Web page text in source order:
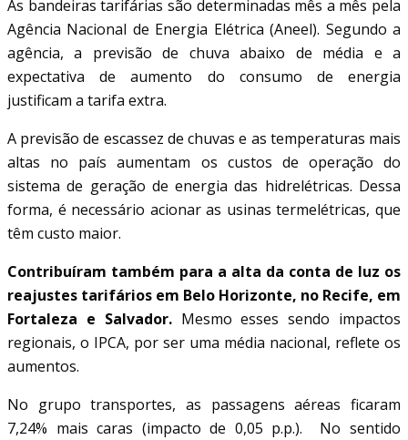
As bandeiras tarifárias são determinadas mês a mês pela
Agência Nacional de Energia Elétrica (Aneel). Segundo a
agência, a previsão de chuva abaixo de média e a
expectativa de aumento do consumo de energia
justificam a tarifa extra.
A previsão de escassez de chuvas e as temperaturas mais
altas no país aumentam os custos de operação do
sistema de geração de energia das hidrelétricas. Dessa
forma, é necessário acionar as usinas termelétricas, que
têm custo maior.
Contribuíram também para a alta da conta de luz os
reajustes tarifários em Belo Horizonte, no Recife, em
Fortaleza e Salvador.Mesmo esses sendo impactos
regionais, o IPCA, por ser uma média nacional, reflete os
aumentos.
No grupo transportes, as passagens aéreas ficaram
7,24% mais caras (impacto de 0,05 p.p.). No sentido